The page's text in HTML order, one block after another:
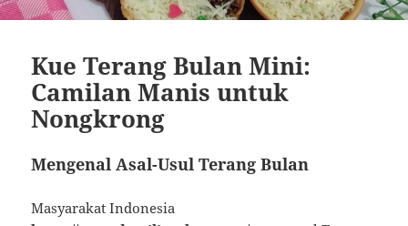
Kue Terang Bulan Mini:
Camilan Manis untuk
Nongkrong
Mengenal Asal-Usul Terang Bulan
Masyarakat Indonesia